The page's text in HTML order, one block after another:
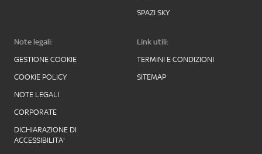
SPAZI SKY
Note legali:
GESTIONE COOKIE
COOKIE POLICY
NOTE LEGALI
CORPORATE
DICHIARAZIONE DI
ACCESSIBILITA'
Link utili:
TERMINI E CONDIZIONI
SITEMAP